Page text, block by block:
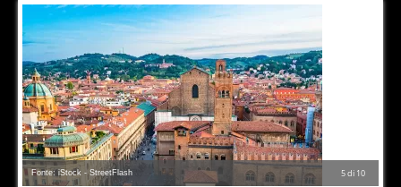
5di 10
Fonte: iStock - StreetFlash